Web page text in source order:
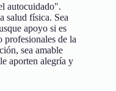
autocuidado".
salud física. Sea
apoyo si es
profesionales de la
sea amable
aporten alegría y